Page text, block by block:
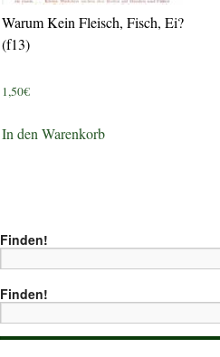
Warum Kein Fleisch, Fisch, Ei?
(f13)
1,50€
In den Warenkorb
Finden!
Finden!